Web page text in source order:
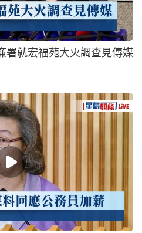
署就宏福苑大火調查見傳媒